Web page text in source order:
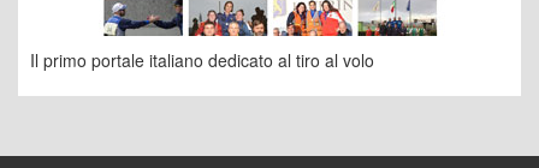
Il primo portale italiano dedicato al tiro al volo